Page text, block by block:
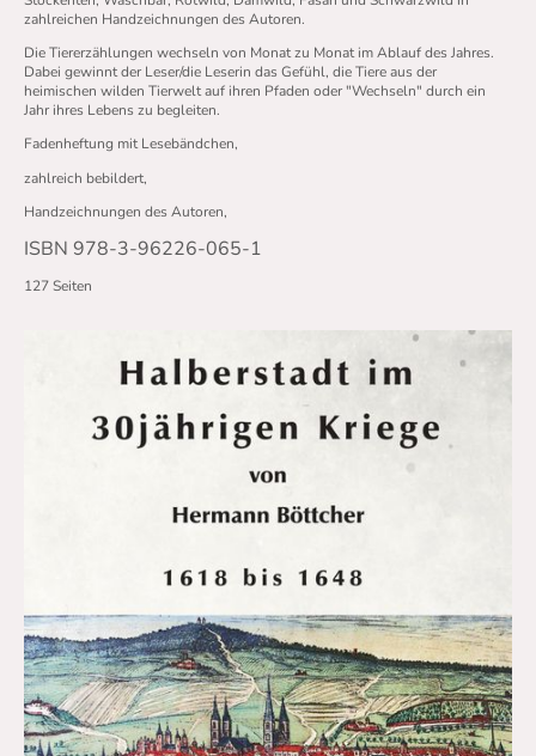
zahlreichen Handzeichnungen des Autoren.
Die Tiererzählungen wechseln von Monat zu Monat im Ablauf des Jahres.
Dabei gewinnt der Leser/die Leserin das Gefühl, die Tiere aus der
heimischen wilden Tierwelt auf ihren Pfaden oder "Wechseln" durch ein
Jahr ihres Lebens zu begleiten.
Fadenheftung mit Lesebändchen,
zahlreich bebildert,
Handzeichnungen des Autoren,
ISBN 978-3-96226-065-1
127 Seiten